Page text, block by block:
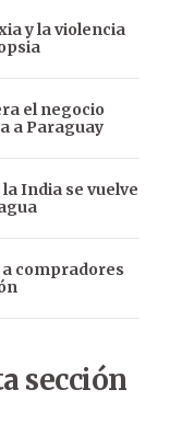
y la violencia
el negocio
a Paraguay
India se vuelve
a compradores
sección